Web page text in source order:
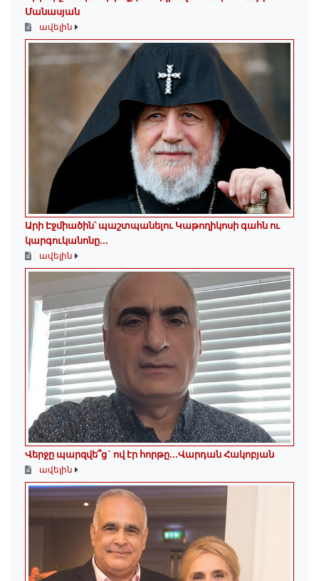
Մանասյան
ավելին
Արի Էջմիածին՝ պաշտպանելու Կաթողիկոսի գահն ու
կարգուկանոնը...
ավելին
Վերջը պարզվե՞ց` ով էր հորթը...Վարդան Հակոբյան
ավելին